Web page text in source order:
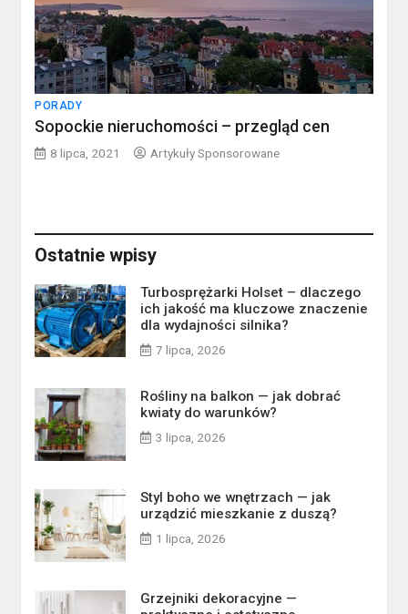
PORADY
Sopockie nieruchomości – przegląd cen
8 lipca, 2021 Artykuły Sponsorowane
Ostatnie wpisy
Turbosprężarki Holset – dlaczego
ich jakość ma kluczowe znaczenie
dla wydajności silnika?
7 lipca, 2026
Rośliny na balkon — jak dobrać
kwiaty do warunków?
3 lipca, 2026
Styl boho we wnętrzach — jak
urządzić mieszkanie z duszą?
1 lipca, 2026
Grzejniki dekoracyjne —